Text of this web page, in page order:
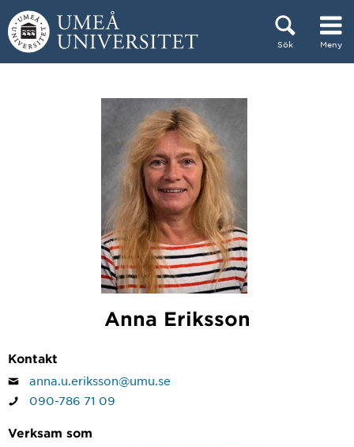
Hoppa direkt till innehållet
Sök Meny
Anna Eriksson
Kontakt
anna.u.eriksson@umu.se
090-786 71 09
Verksam som